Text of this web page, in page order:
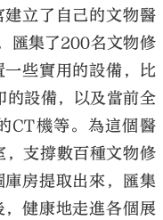
立了自己的文物醫
匯集了200名文物修
些實用的設備，比
的設備，以及當前全
CT機等。為這個醫
，支撐數百種文物修
房提取出來，匯集
健康地走進各個展